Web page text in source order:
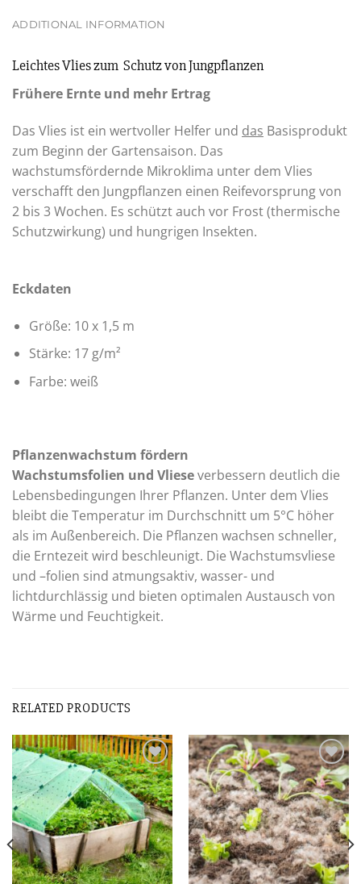
ADDITIONAL INFORMATION
Leichtes Vlies zum Schutz von Jungpflanzen
Frühere Ernte und mehr Ertrag
Das Vlies ist ein wertvoller Helfer und das Basisprodukt
zum Beginn der Gartensaison. Das
wachstumsfördernde Mikroklima unter dem Vlies
verschafft den Jungpflanzen einen Reifevorsprung von
2 bis 3 Wochen. Es schützt auch vor Frost (thermische
Schutzwirkung) und hungrigen Insekten.
Eckdaten
Größe: 10 x 1,5 m
Stärke: 17 g/m²
Farbe: weiß
Pflanzenwachstum fördern
Wachstumsfolien und Vlieseverbessern deutlich die
Lebensbedingungen Ihrer Pflanzen. Unter dem Vlies
bleibt die Temperatur im Durchschnitt um 5°C höher
als im Außenbereich. Die Pflanzen wachsen schneller,
die Erntezeit wird beschleunigt. Die Wachstumsvliese
und –folien sind atmungsaktiv, wasser- und
lichtdurchlässig und bieten optimalen Austausch von
Wärme und Feuchtigkeit.
RELATED PRODUCTS
Zur
Wunschliste
Zur
Wunschliste